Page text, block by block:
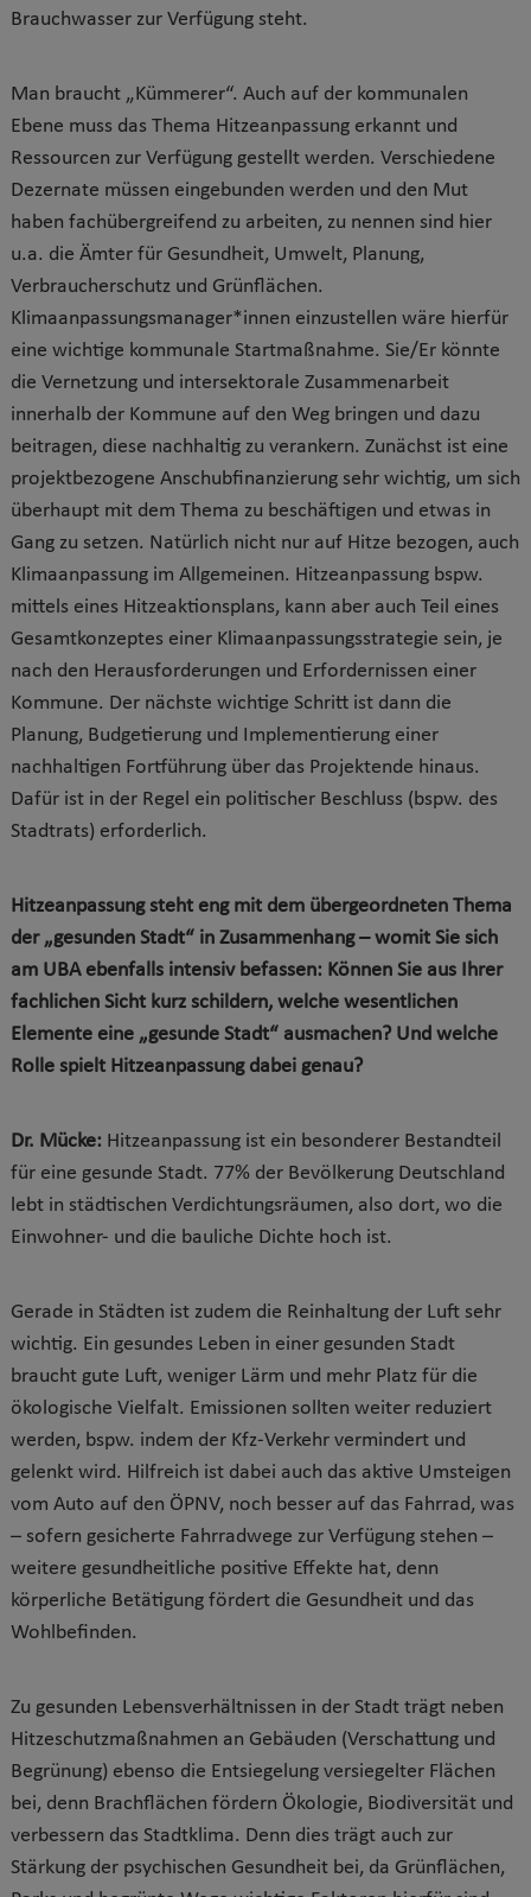
Brauchwasser zur Verfügung steht.
Man braucht „Kümmerer“. Auch auf der kommunalen
Ebene muss das Thema Hitzeanpassung erkannt und
Ressourcen zur Verfügung gestellt werden. Verschiedene
Dezernate müssen eingebunden werden und den Mut
haben fachübergreifend zu arbeiten, zu nennen sind hier
u.a. die Ämter für Gesundheit, Umwelt, Planung,
Verbraucherschutz und Grünflächen.
Klimaanpassungsmanager*innen einzustellen wäre hierfür
eine wichtige kommunale Startmaßnahme. Sie/Er könnte
die Vernetzung und intersektorale Zusammenarbeit
innerhalb der Kommune auf den Weg bringen und dazu
beitragen, diese nachhaltig zu verankern. Zunächst ist eine
projektbezogene Anschubfinanzierung sehr wichtig, um sich
überhaupt mit dem Thema zu beschäftigen und etwas in
Gang zu setzen. Natürlich nicht nur auf Hitze bezogen, auch
Klimaanpassung im Allgemeinen. Hitzeanpassung bspw.
mittels eines Hitzeaktionsplans, kann aber auch Teil eines
Gesamtkonzeptes einer Klimaanpassungsstrategie sein, je
nach den Herausforderungen und Erfordernissen einer
Kommune. Der nächste wichtige Schritt ist dann die
Planung, Budgetierung und Implementierung einer
nachhaltigen Fortführung über das Projektende hinaus.
Dafür ist in der Regel ein politischer Beschluss (bspw. des
Stadtrats) erforderlich.
Hitzeanpassung steht eng mit dem übergeordneten Thema
der „gesunden Stadt“ in Zusammenhang – womit Sie sich
am UBA ebenfalls intensiv befassen: Können Sie aus Ihrer
fachlichen Sicht kurz schildern, welche wesentlichen
Elemente eine „gesunde Stadt“ ausmachen? Und welche
Rolle spielt Hitzeanpassung dabei genau?
Dr. Mücke: Hitzeanpassung ist ein besonderer Bestandteil
für eine gesunde Stadt. 77% der Bevölkerung Deutschland
lebt in städtischen Verdichtungsräumen, also dort, wo die
Einwohner- und die bauliche Dichte hoch ist.
Gerade in Städten ist zudem die Reinhaltung der Luft sehr
wichtig. Ein gesundes Leben in einer gesunden Stadt
braucht gute Luft, weniger Lärm und mehr Platz für die
ökologische Vielfalt. Emissionen sollten weiter reduziert
werden, bspw. indem der Kfz-Verkehr vermindert und
gelenkt wird. Hilfreich ist dabei auch das aktive Umsteigen
vom Auto auf den ÖPNV, noch besser auf das Fahrrad, was
– sofern gesicherte Fahrradwege zur Verfügung stehen –
weitere gesundheitliche positive Effekte hat, denn
körperliche Betätigung fördert die Gesundheit und das
Wohlbefinden.
Zu gesunden Lebensverhältnissen in der Stadt trägt neben
Hitzeschutzmaßnahmen an Gebäuden (Verschattung und
Begrünung) ebenso die Entsiegelung versiegelter Flächen
bei, denn Brachflächen fördern Ökologie, Biodiversität und
verbessern das Stadtklima. Denn dies trägt auch zur
Stärkung der psychischen Gesundheit bei, da Grünflächen,